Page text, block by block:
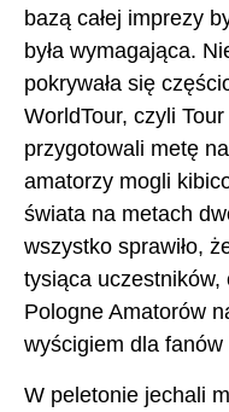
bazą całej imprezy
była wymagająca.
pokrywała się
WorldTour, czyli
przygotowali metę
amatorzy mogli
świata na metach
wszystko sprawiło,
tysiąca uczestników,
Pologne Amatorów
wyścigiem dla
W peletonie jechali